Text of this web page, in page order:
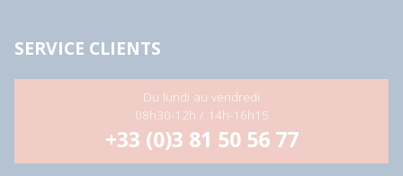
SERVICE CLIENTS
Du lundi au vendredi
08h30-12h / 14h-16h15
+33 (0)3 81 50 56 77